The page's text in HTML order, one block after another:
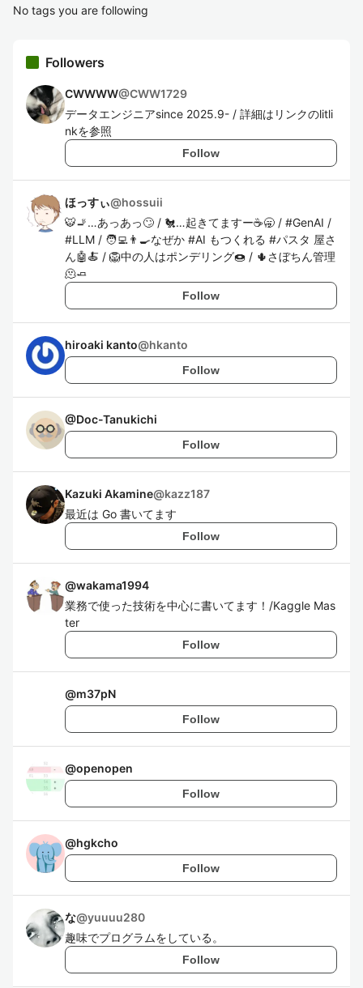
No tags you are following
Followers
CWWWW@CWW1729
データエンジニアsince 2025.9- / 詳細はリンクのlitli
nkを参照
Follow
ほっすぃ@hossuii
🐯🚬…あっあっ🙄 / 🐔…起きてますー☕️🥱 / #GenAI /
#LLM / 🧑‍💻👨‍🍳なぜか #AI もつくれる #パスタ 屋さ
ん🤖🍝 / 🦁中の人はポンデリング🍩 / 🌵さぼちん管理
🫠🧈
Follow
hiroaki kanto@hkanto
Follow
@Doc-Tanukichi
Follow
Kazuki Akamine@kazz187
最近は Go 書いてます
Follow
@wakama1994
業務で使った技術を中心に書いてます！/Kaggle Mas
ter
Follow
@m37pN
Follow
@openopen
Follow
@hgkcho
Follow
な@yuuuu280
趣味でプログラムをしている。
Follow